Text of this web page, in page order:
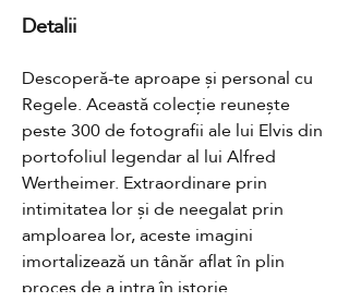
Detalii
Descoperă-te aproape și personal cu
Regele. Această colecție reunește
peste 300 de fotografii ale lui Elvis din
portofoliul legendar al lui Alfred
Wertheimer. Extraordinare prin
intimitatea lor și de neegalat prin
amploarea lor, aceste imagini
imortalizează un tânăr aflat în plin
proces de a intra în istorie.